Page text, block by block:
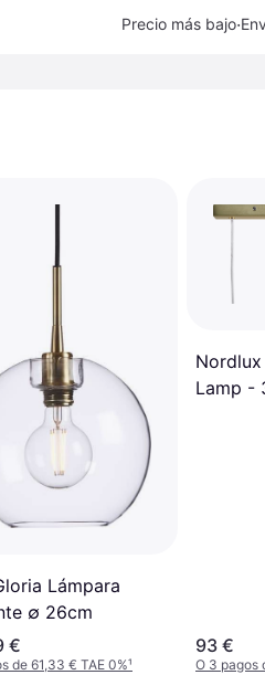
Precio más bajo·
Lámpara
∅ 26cm
€
de 61,33 € TAE 0%¹
Lamp -
93 €
O 3 pagos